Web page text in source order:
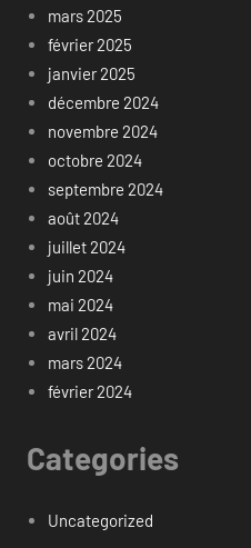
mars 2025
février 2025
janvier 2025
décembre 2024
novembre 2024
octobre 2024
septembre 2024
août 2024
juillet 2024
juin 2024
mai 2024
avril 2024
mars 2024
février 2024
Categories
Uncategorized